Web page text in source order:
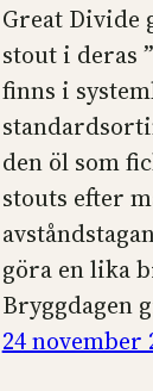
Great Divide
stout i deras
finns i
den öl som
stouts efter
göra en lika
Bryggdagen
24 november